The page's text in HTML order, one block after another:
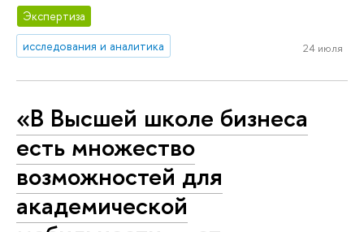
Экспертиза
исследования и аналитика
24 июля
«В Высшей школе бизнеса
есть множество
возможностей для
академической